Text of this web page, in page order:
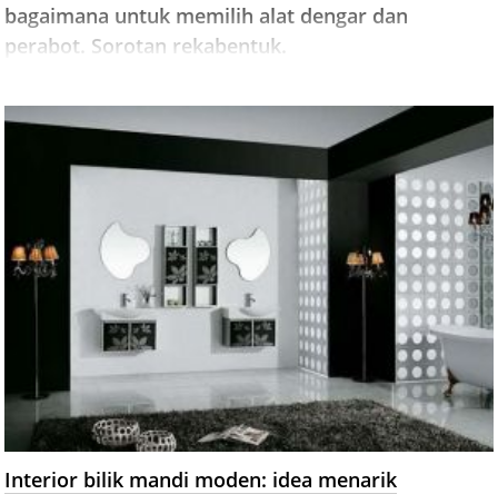
bagaimana untuk memilih alat dengar dan
perabot. Sorotan rekabentuk.
Interior bilik mandi moden: idea menarik